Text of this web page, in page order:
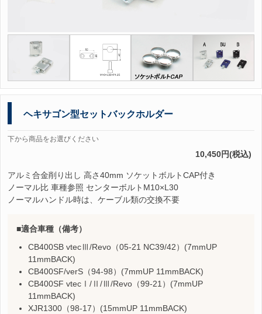
ヘキサゴン型セットバックホルダー
下から商品をお選びください
10,450円(税込)
アルミ合金削り出し 高さ40mm ソケットボルトCAP付き
ノーマル比 車種参照 センターボルトM10×L30
ノーマルハンドル時は、ケーブル類の交換不要
適合車種（備考）
CB400SB vtecⅢ/Revo（05-21 NC39/42）(7mmUP
11mmBACK)
CB400SF/verS（94-98）(7mmUP 11mmBACK)
CB400SF vtecⅠ/Ⅱ/Ⅲ/Revo（99-21）(7mmUP
11mmBACK)
XJR1300（98-17）(15mmUP 11mmBACK)